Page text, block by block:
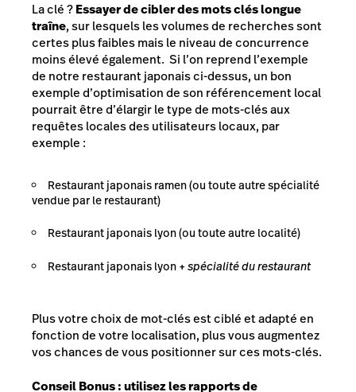
La clé ?Essayer de cibler des mots clés longue
traîne, sur lesquels les volumes de recherches sont
certes plus faibles mais le niveau de concurrence
moins élevé également. Si l’on reprend l’exemple
de notre restaurant japonais ci-dessus, un bon
exemple d’optimisation de son référencement local
pourrait être d’élargir le type de mots-clés aux
requêtes locales des utilisateurs locaux, par
exemple :
Restaurant japonais ramen (ou toute autre spécialité
vendue par le restaurant)
Restaurant japonais lyon (ou toute autre localité)
Restaurant japonais lyon + spécialité du restaurant
Plus votre choix de mot-clés est ciblé et adapté en
fonction de votre localisation, plus vous augmentez
vos chances de vous positionner sur ces mots-clés.
Conseil Bonus : utilisez les rapports de